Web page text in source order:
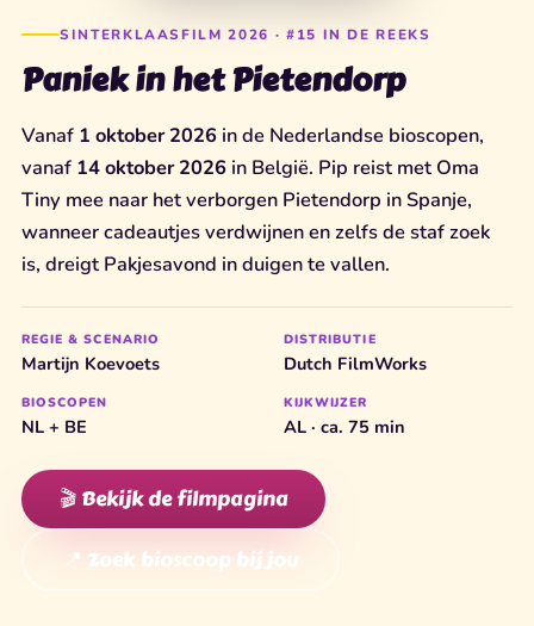
SINTERKLAASFILM 2026 · #15 IN DE REEKS
Paniek in het Pietendorp
Vanaf 1 oktober 2026 in de Nederlandse bioscopen,
vanaf 14 oktober 2026 in België. Pip reist met Oma
Tiny mee naar het verborgen Pietendorp in Spanje,
wanneer cadeautjes verdwijnen en zelfs de staf zoek
is, dreigt Pakjesavond in duigen te vallen.
REGIE & SCENARIO
Martijn Koevoets
DISTRIBUTIE
Dutch FilmWorks
BIOSCOPEN
NL + BE
KIJKWIJZER
AL · ca. 75 min
🎬 Bekijk de filmpagina
📍 Zoek bioscoop bij jou